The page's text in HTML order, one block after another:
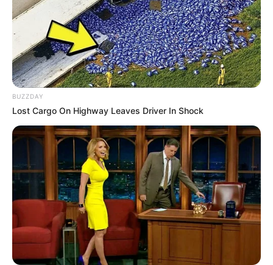
BUZZDAY
Lost Cargo On Highway Leaves Driver In Shock